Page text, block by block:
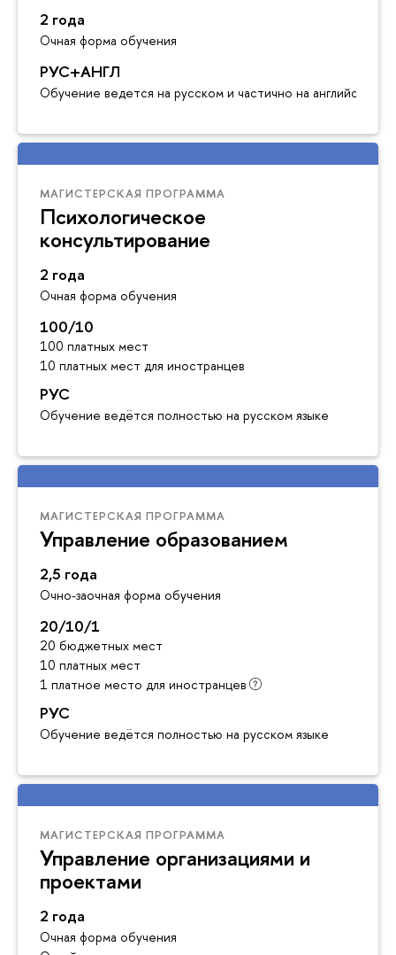
2 года
Очная форма обучения
РУС+АНГЛ
Обучение ведется на русском и частично на английском
МАГИСТЕРСКАЯ ПРОГРАММА
Психологическое
консультирование
2 года
Очная форма обучения
100/10
100 платных мест
10 платных мест для иностранцев
РУС
Обучение ведётся полностью на русском языке
МАГИСТЕРСКАЯ ПРОГРАММА
Управление образованием
2,5 года
Очно-заочная форма обучения
20/10/1
20 бюджетных мест
10 платных мест
1 платное место для иностранцев
РУС
Обучение ведётся полностью на русском языке
МАГИСТЕРСКАЯ ПРОГРАММА
Управление организациями и
проектами
2 года
Очная форма обучения